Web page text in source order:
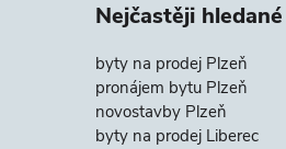
Nejčastěji
byty na prodej Plzeň
pronájem bytu Plzeň
novostavby Plzeň
byty na prodej Liberec